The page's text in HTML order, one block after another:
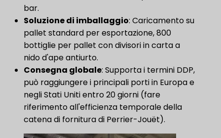
bar.
Soluzione di imballaggio​: Caricamento su
pallet standard per esportazione, 800
bottiglie per pallet con divisori in carta a
nido d'ape antiurto.
Consegna globale​: Supporta i termini DDP,
può raggiungere i principali porti in Europa e
negli Stati Uniti entro 20 giorni (fare
riferimento all'efficienza temporale della
catena di fornitura di Perrier-Jouët).